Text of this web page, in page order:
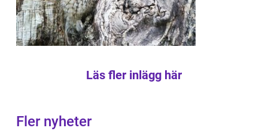
Läs fler inlägg här
Fler nyheter